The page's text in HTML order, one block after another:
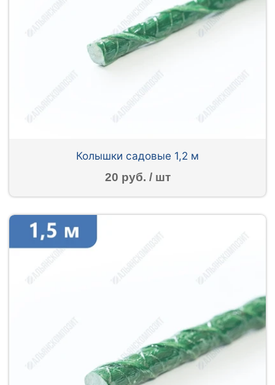
Колышки садовые 1,2 м
20 руб. / шт